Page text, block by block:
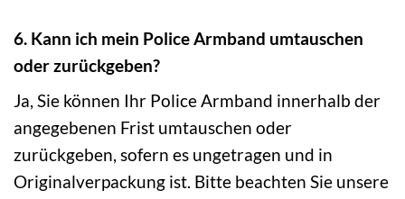
6. Kann ich mein Police Armband umtauschen
oder zurückgeben?
Ja, Sie können Ihr Police Armband innerhalb der
angegebenen Frist umtauschen oder
zurückgeben, sofern es ungetragen und in
Originalverpackung ist. Bitte beachten Sie unsere